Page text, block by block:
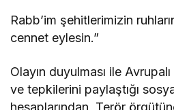
Rabb’im şehitlerimizin
cennet eylesin.”
Olayın duyulması ile
ve tepkilerini paylaştığı